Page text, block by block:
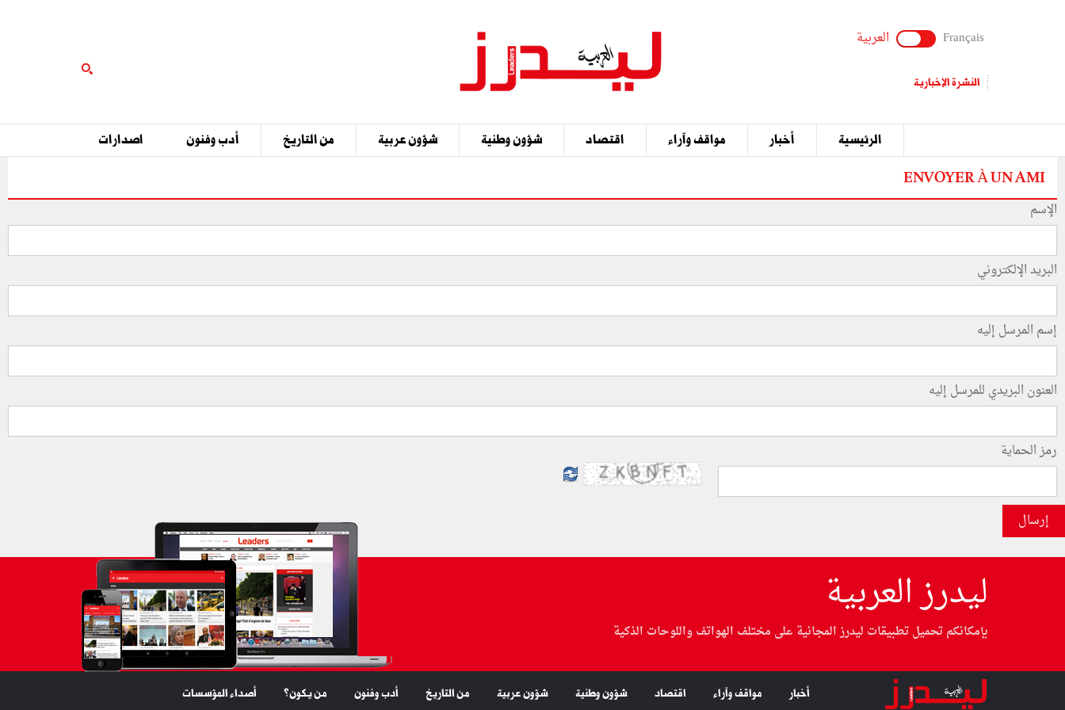
Français العربية
النشرة الإخبارية
الرئيسية أخبار مواقف وآراء اقتصاد شؤون وطنية شؤون عربية من التاريخ أدب وفنون اصدارات
ENVOYER À UN AMI
الإسم
البريد الإلكتروني
إسم المرسل إليه
العنون البريدي للمرسل إليه
رمز الحماية
إرسال
ليدرز العربية
بإمكانكم تحميل تطبيقات ليدرز المجانية على مختلف الهواتف واللوحات الذكية
أخبار مواقف وآراء اقتصاد شؤون وطنية شؤون عربية من التاريخ أدب وفنون من يكون؟ أصداء المؤسسات